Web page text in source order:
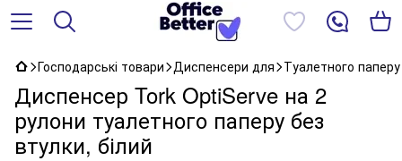
Господарські товари Диспенсери для Туалетного паперу
Диспенсер Tork OptiServe на 2
рулони туалетного паперу без
втулки, білий